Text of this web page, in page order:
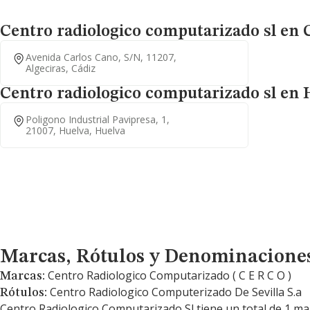
Centro radiologico computarizado sl en
Avenida Carlos Cano, S/n, 11207,
Algeciras, Cádiz
Centro radiologico computarizado sl en
Poligono Industrial Pavipresa, 1,
21007, Huelva, Huelva
Marcas, Rótulos y Denominaciones Comerciales
Marcas, Rótulos y
Marcas: Centro Radiologico Computarizado ( C E R C O )
Rótulos: Centro Radiologico Computerizado De Sevilla S.a